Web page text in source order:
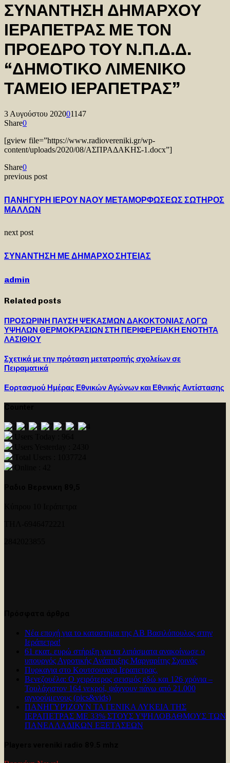
ΣΥΝΑΝΤΗΣΗ ΔΗΜΑΡΧΟΥ
ΙΕΡΑΠΕΤΡΑΣ ΜΕ ΤΟΝ
ΠΡΟΕΔΡΟ ΤΟΥ Ν.Π.Δ.Δ.
“ΔΗΜΟΤΙΚΟ ΛΙΜΕΝΙΚΟ
ΤΑΜΕΙΟ ΙΕΡΑΠΕΤΡΑΣ”
3 Αυγούστου 202001147
Share0
[gview file=”https://www.radiovereniki.gr/wp-
content/uploads/2020/08/ΑΣΠΡΑΔΑΚΗΣ-1.docx”]
Share0
previous post
ΠΑΝΗΓΥΡΗ ΙΕΡΟΥ ΝΑΟΥ ΜΕΤΑΜΟΡΦΩΣΕΩΣ ΣΩΤΗΡΟΣ
ΜΑΛΛΩΝ
next post
ΣΥΝΑΝΤΗΣΗ ΜΕ ΔΗΜΑΡΧΟ ΣΗΤΕΙΑΣ
admin
Related posts
ΠΡΟΣΩΡΙΝΗ ΠΑΥΣΗ ΨΕΚΑΣΜΩΝ ΔΑΚΟΚΤΟΝΙΑΣ ΛΟΓΩ
ΥΨΗΛΩΝ ΘΕΡΜΟΚΡΑΣΙΩΝ ΣΤΗ ΠΕΡΙΦΕΡΕΙΑΚΗ ΕΝΟΤΗΤΑ
ΛΑΣΙΘΙΟΥ
Σχετικά με την πρόταση μετατροπής σχολείων σε
Πειραματικά
Εορτασμού Ημέρας Εθνικών Αγώνων και Εθνικής Αντίστασης
Νέα εποχή για το καταστημα της ΑΒ Βασιλόπουλος στην
Ιεράπετρα!
61 εκατ. ευρώ στήριξη για τα λιπάσματα ανακοίνωσε ο
υπουργός Αγροτικής Ανάπτυξης Μαργαρίτης Σχοινάς
Πυρκαγια στο Κουτσουναρι Ιεραπετρας.
Βενεζουέλα: Ο χειρότερος σεισμός εδώ και 126 χρόνια –
Τουλάχιστον 164 νεκροί, ψάχνουν πάνω από 21.000
αγνοούμενους (pics&vids)
ΠΑΝΗΓΥΡΊΖΟΥΝ ΤΑ ΓΕΝΙΚΑ ΛΥΚΕΙΑ ΤΗΣ
ΙΕΡΑΠΕΤΡΑΣ ΜΕ 33% ΣΤΟΥΣ ΥΨΗΛΟΒΑΘΜΟΥΣ ΤΩΝ
ΠΑΝΕΛΛΑΔΙΚΩΝ ΕΞΕΤΑΣΕΩΝ